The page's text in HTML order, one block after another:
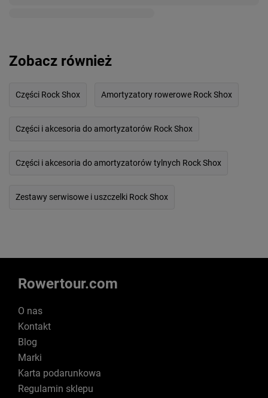
Zobacz również
Części Rock Shox Amortyzatory rowerowe Rock Shox
Części i akcesoria do amortyzatorów Rock Shox
Części i akcesoria do amortyzatorów tylnych Rock Shox
Zestawy serwisowe i uszczelki Rock Shox
Rowertour.com
O nas
Kontakt
Blog
Marki
Karta podarunkowa
Regulamin sklepu